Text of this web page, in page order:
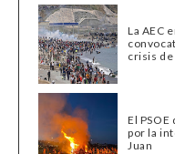
La AEC
crisis de
El
por la
Juan